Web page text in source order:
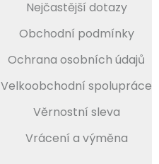
Nejčastější dotazy
Obchodní podmínky
Ochrana osobních údajů
Velkoobchodní spolupráce
Věrnostní sleva
Vrácení a výměna